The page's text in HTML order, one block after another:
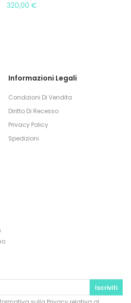
320,00 €
Informazioni Legali
Condizioni Di Vendita
Diritto Di Recesso
Privacy Policy
Spedizioni
Iscriviti